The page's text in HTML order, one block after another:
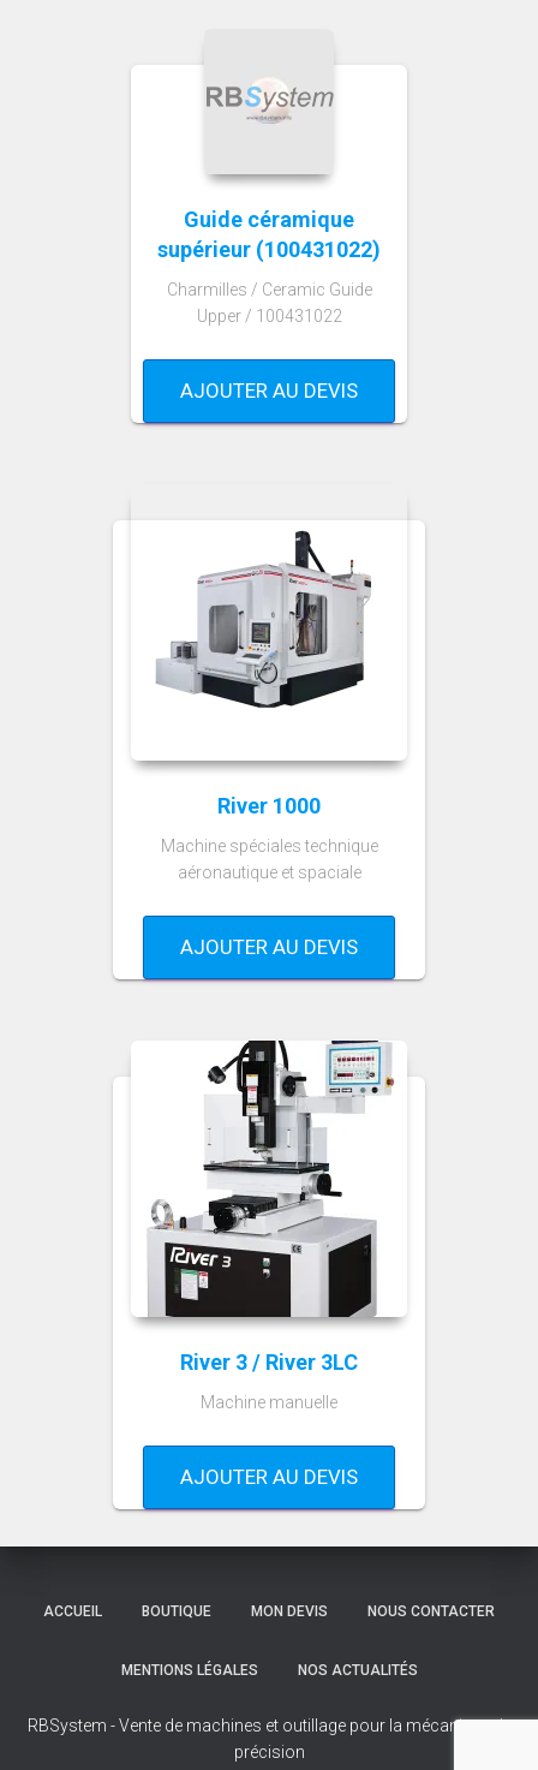
Guide céramique
supérieur (100431022)
Charmilles / Ceramic Guide
Upper / 100431022
AJOUTER AU DEVIS
River 1000
Machine spéciales technique
aéronautique et spaciale
AJOUTER AU DEVIS
River 3 / River 3LC
Machine manuelle
AJOUTER AU DEVIS
ACCUEIL BOUTIQUE MON DEVIS NOUS CONTACTER
MENTIONS LÉGALES NOS ACTUALITÉS
RBSystem - Vente de machines et outillage pour la mécanique de
précision